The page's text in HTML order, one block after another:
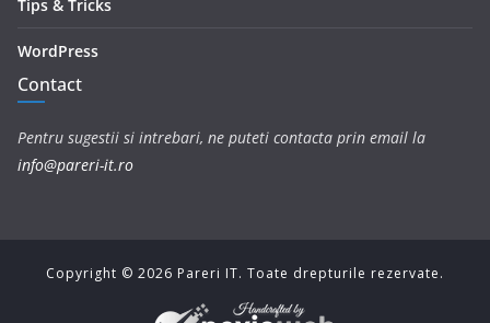
Tips & Tricks
WordPress
Contact
Pentru sugestii si intrebari, ne puteti contacta prin email la
info@pareri-it.ro
Copyright © 2026 Pareri IT. Toate drepturile rezervate.